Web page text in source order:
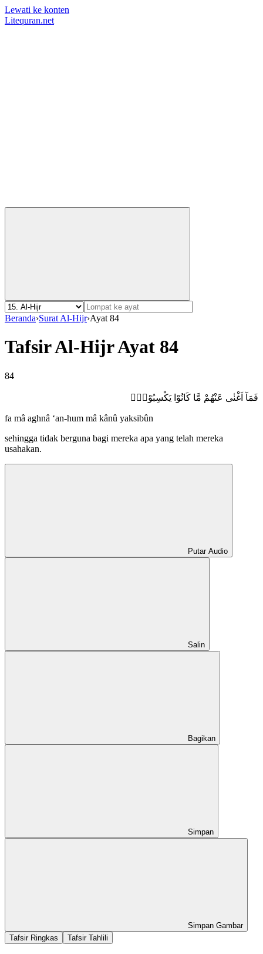
Lewati ke konten
Litequran.net
Beranda›Surat Al-Hijr›Ayat 84
Tafsir Al-Hijr Ayat 84
84
فَمَآ اَغْنٰى عَنْهُمْ مَّا كَانُوْا يَكْسِبُوْنَۗ
fa mâ aghnâ ‘an-hum mâ kânû yaksibûn
sehingga tidak berguna bagi mereka apa yang telah mereka
usahakan.
Putar Audio
Salin
Bagikan
Simpan
Simpan Gambar
Tafsir Ringkas
Tafsir Tahlili